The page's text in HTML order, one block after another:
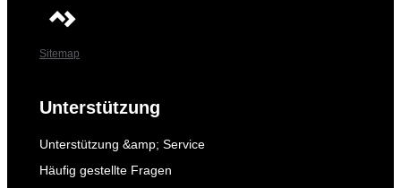
Sitemap
Unterstützung
Unterstützung &amp; Service
Häufig gestellte Fragen